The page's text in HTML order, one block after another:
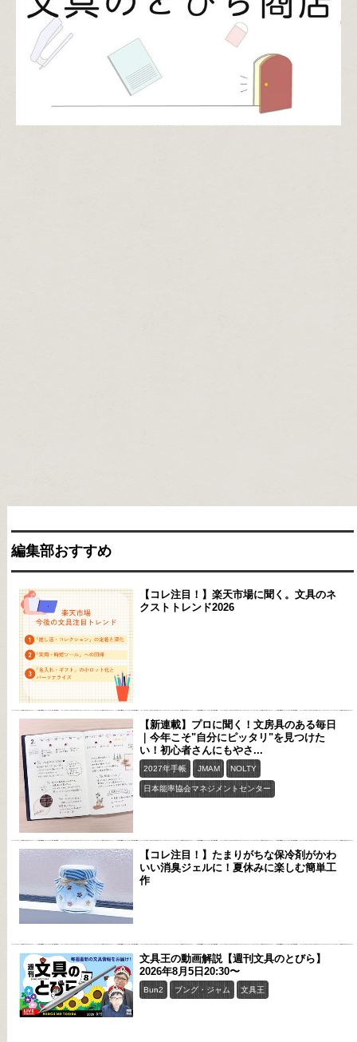
編集部おすすめ
【コレ注目！】楽天市場に聞く。文具のネ
クストトレンド2026
【新連載】プロに聞く！文房具のある毎日
｜今年こそ"自分にピッタリ"を見つけた
い！初心者さんにもやさ...
2027年手帳 JMAM NOLTY
日本能率協会マネジメントセンター
【コレ注目！】たまりがちな保冷剤がかわ
いい消臭ジェルに！夏休みに楽しむ簡単工
作
文具王の動画解説【週刊文具のとびら】
2026年8月5日20:30〜
Bun2 ブング・ジャム 文具王